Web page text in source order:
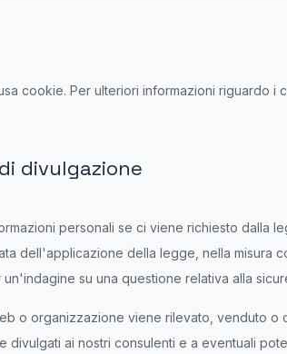
cookie. Per ulteriori informazioni riguardo i
divulgazione
personali se ci viene richiesto dalla
dell'applicazione della legge, nella misura
su una questione relativa alla
o organizzazione viene rilevato, venduto o
divulgati ai nostri consulenti e a eventuali